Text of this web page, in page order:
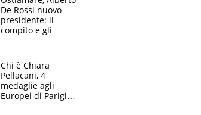
De Rossi nuovo
presidente: il
compito e gli
Chi è Chiara
Pellacani, 4
medaglie agli
Europei di Parigi